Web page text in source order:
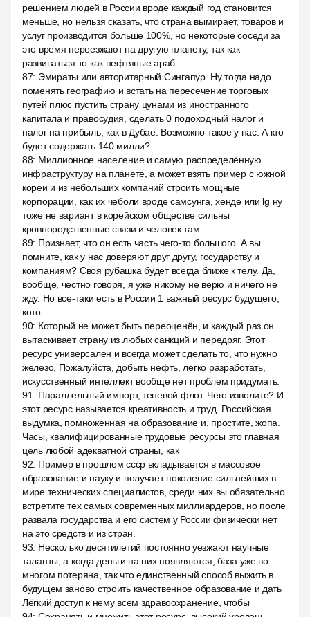
решением людей в России вроде каждый год становится
меньше, но нельзя сказать, что страна вымирает, товаров и
услуг производится больше 100%, но некоторые соседи за
это время переезжают на другую планету, так как
развиваться то как нефтяные араб.
87: Эмираты или авторитарный Сингапур. Ну тогда надо
поменять географию и встать на пересечение торговых
путей плюс пустить страну цунами из иностранного
капитала и правосудия, сделать 0 подоходный налог и
налог на прибыль, как в Дубае. Возможно такое у нас. А кто
будет содержать 140 милли?
88: Миллионное население и самую распределённую
инфраструктуру на планете, а может взять пример с южной
кореи и из небольших компаний строить мощные
корпорации, как их чеболи вроде самсунга, хенде или lg ну
тоже не вариант в корейском обществе сильны
кровнородственные связи и человек там.
89: Признает, что он есть часть чего-то большого. А вы
помните, как у нас доверяют друг другу, государству и
компаниям? Своя рубашка будет всегда ближе к телу. Да,
вообще, честно говоря, я уже никому не верю и ничего не
жду. Но все-таки есть в России 1 важный ресурс будущего,
кото
90: Который не может быть переоценён, и каждый раз он
вытаскивает страну из любых санкций и передряг. Этот
ресурс универсален и всегда может сделать то, что нужно
железо. Пожалуйста, добыть нефть, легко разработать,
искусственный интеллект вообще нет проблем придумать.
91: Параллельный импорт, теневой флот. Чего изволите? И
этот ресурс называется креативность и труд. Российская
выдумка, помноженная на образование и, простите, жопа.
Часы, квалифицированные трудовые ресурсы это главная
цель любой адекватной страны, как
92: Пример в прошлом ссср вкладывается в массовое
образование и науку и получает поколение сильнейших в
мире технических специалистов, среди них вы обязательно
встретите тех самых современных миллиардеров, но после
развала государства и его систем у России физически нет
на это средств и из стран.
93: Несколько десятилетий постоянно уезжают научные
таланты, а когда деньги на них появляются, база уже во
многом потеряна, так что единственный способ выжить в
будущем заново строить качественное образование и дать
Лёгкий доступ к нему всем здравоохранение, чтобы